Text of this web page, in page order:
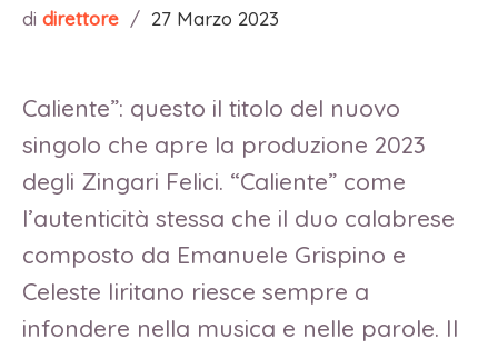
di direttore / 27 Marzo 2023
Caliente”: questo il titolo del nuovo
singolo che apre la produzione 2023
degli Zingari Felici. “Caliente” come
l’autenticità stessa che il duo calabrese
composto da Emanuele Grispino e
Celeste Iiritano riesce sempre a
infondere nella musica e nelle parole. Il